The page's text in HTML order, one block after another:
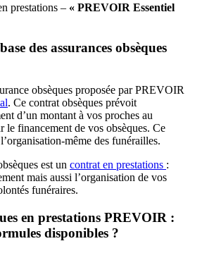
prestations – « PREVOIR Essentiel
des assurances obsèques
obsèques proposée par PREVOIR
. Ce contrat obsèques prévoit
d’un montant à vos proches au
le financement de vos obsèques. Ce
même des funérailles.
est un contrat en prestations :
mais aussi l’organisation de vos
funéraires.
en prestations PREVOIR :
disponibles ?